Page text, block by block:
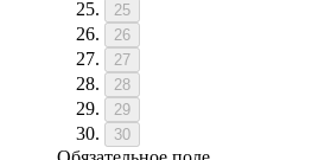
25
26
27
28
29
30